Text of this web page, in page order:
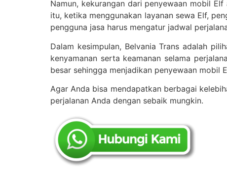
Namun, kekurangan dari penyewaan mobil
itu, ketika menggunakan layanan sewa Elf,
pengguna jasa harus mengatur jadwal
Dalam kesimpulan, Belvania Trans adalah
kenyamanan serta keamanan selama
besar sehingga menjadikan penyewaan mobil
Agar Anda bisa mendapatkan berbagai
perjalanan Anda dengan sebaik mungkin.